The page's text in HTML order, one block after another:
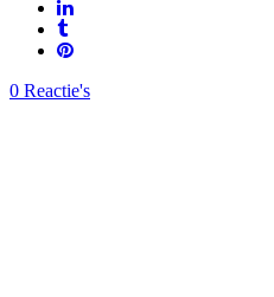
0 Reactie's